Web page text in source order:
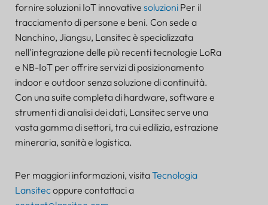
fornire soluzioni IoT innovative soluzioni Per il
tracciamento di persone e beni. Con sede a
Nanchino, Jiangsu, Lansitec è specializzata
nell'integrazione delle più recenti tecnologie LoRa
e NB-IoT per offrire servizi di posizionamento
indoor e outdoor senza soluzione di continuità.
Con una suite completa di hardware, software e
strumenti di analisi dei dati, Lansitec serve una
vasta gamma di settori, tra cui edilizia, estrazione
mineraria, sanità e logistica.
Per maggiori informazioni, visitaTecnologia
Lansitecoppure contattaci a